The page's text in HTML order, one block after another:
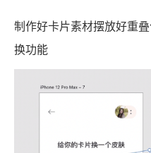
制作好卡片素材摆放好重
换功能